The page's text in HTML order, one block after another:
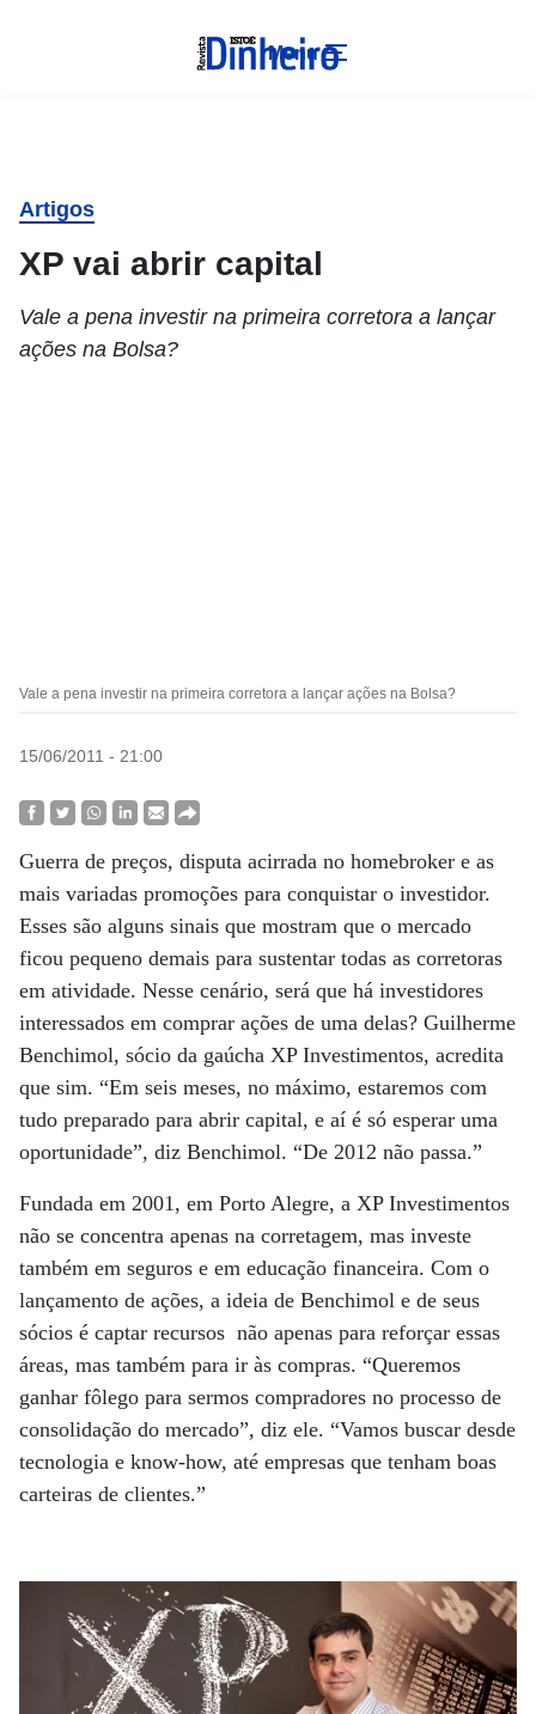
Menu
Artigos
XP vai abrir capital
Vale a pena investir na primeira corretora a lançar
ações na Bolsa?
Vale a pena investir na primeira corretora a lançar ações na Bolsa?
15/06/2011 - 21:00
Guerra de preços, disputa acirrada no homebroker e as
mais variadas promoções para conquistar o investidor.
Esses são alguns sinais que mostram que o mercado
ficou pequeno demais para sustentar todas as corretoras
em atividade. Nesse cenário, será que há investidores
interessados em comprar ações de uma delas? Guilherme
Benchimol, sócio da gaúcha XP Investimentos, acredita
que sim. “Em seis meses, no máximo, estaremos com
tudo preparado para abrir capital, e aí é só esperar uma
oportunidade”, diz Benchimol. “De 2012 não passa.”
Fundada em 2001, em Porto Alegre, a XP Investimentos
não se concentra apenas na corretagem, mas investe
também em seguros e em educação financeira. Com o
lançamento de ações, a ideia de Benchimol e de seus
sócios é captar recursos não apenas para reforçar essas
áreas, mas também para ir às compras. “Queremos
ganhar fôlego para sermos compradores no processo de
consolidação do mercado”, diz ele. “Vamos buscar desde
tecnologia e know-how, até empresas que tenham boas
carteiras de clientes.”